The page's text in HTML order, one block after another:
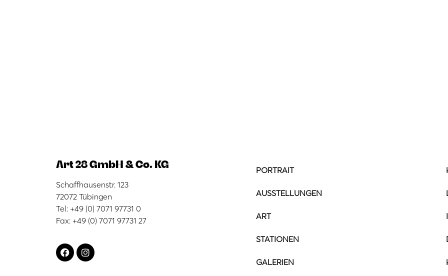
Art 28 GmbH & Co. KG
Schaffhausenstr. 123
72072 Tübingen
Tel: +49 (0) 7071 97731 0
Fax: +49 (0) 7071 97731 27
PORTRAIT
AUSSTELLUNGEN
ART
STATIONEN
GALERIEN